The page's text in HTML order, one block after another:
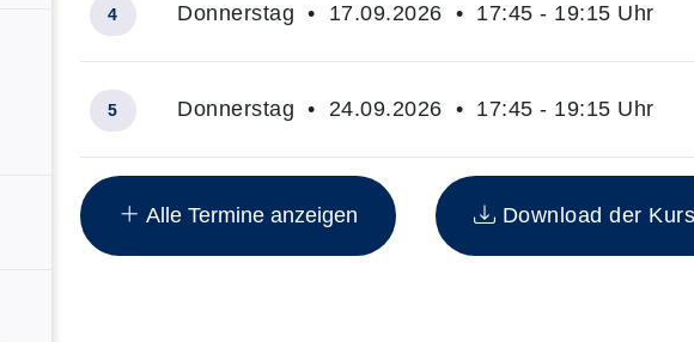
Insgesamt gibt es 8 Termine zum diesen Kurs
4 Donnerstag • 17.09.2026 • 17:45 - 19:15 Uhr
5 Donnerstag • 24.09.2026 • 17:45 - 19:15 Uhr
Alle Termine anzeigen Download der